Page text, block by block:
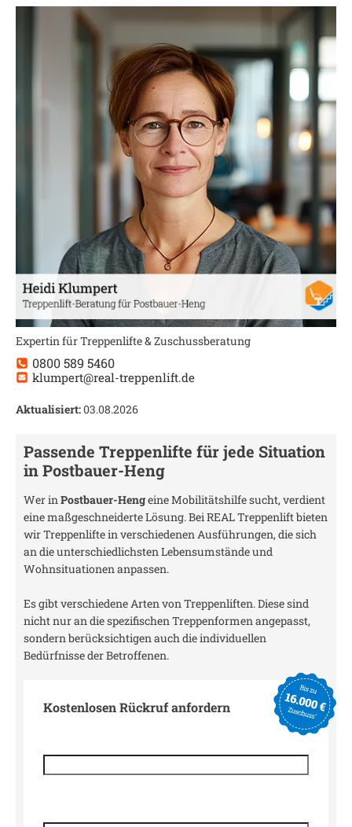
Expertin für Treppenlifte & Zuschussberatung
0800 589 5460
klumpert@real-treppenlift.de
Aktualisiert:03.08.2026
Passende Treppenlifte für jede Situation
inPostbauer-Heng
Wer inPostbauer-Hengeine Mobilitätshilfe sucht, verdient
eine maßgeschneiderte Lösung. Bei REAL Treppenlift bieten
wir Treppenlifte in verschiedenen Ausführungen, die sich
an die unterschiedlichsten Lebensumstände und
Wohnsituationen anpassen.
Es gibt verschiedene Arten von Treppenliften. Diese sind
nicht nur an die spezifischen Treppenformen angepasst,
sondern berücksichtigen auch die individuellen
Bedürfnisse der Betroffenen.
Kostenlosen Rückruf anfordern